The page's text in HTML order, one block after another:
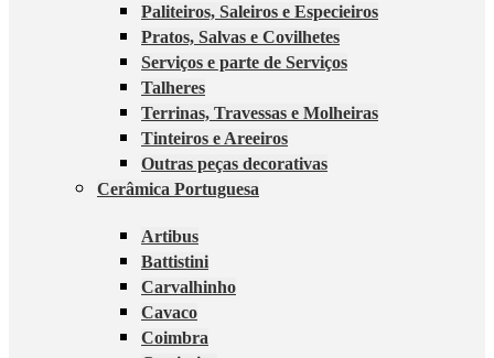
Paliteiros, Saleiros e Especieiros
Pratos, Salvas e Covilhetes
Serviços e parte de Serviços
Talheres
Terrinas, Travessas e Molheiras
Tinteiros e Areeiros
Outras peças decorativas
Cerâmica Portuguesa
Artibus
Battistini
Carvalhinho
Cavaco
Coimbra